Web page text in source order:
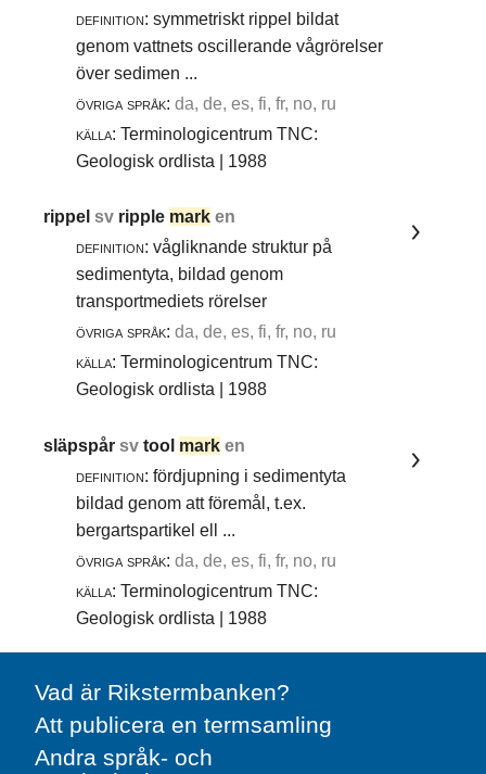
definition: symmetriskt rippel bildat
genom vattnets oscillerande vågrörelser
över sedimen ...
övriga språk: da, de, es, fi, fr, no, ru
källa: Terminologicentrum TNC:
Geologisk ordlista | 1988
rippelsv ripple mark en
definition: vågliknande struktur på
sedimentyta, bildad genom
transportmediets rörelser
övriga språk: da, de, es, fi, fr, no, ru
källa: Terminologicentrum TNC:
Geologisk ordlista | 1988
släpspårsvtool mark en
definition: fördjupning i sedimentyta
bildad genom att föremål, t.ex.
bergartspartikel ell ...
övriga språk: da, de, es, fi, fr, no, ru
källa: Terminologicentrum TNC:
Geologisk ordlista | 1988
Vad är Rikstermbanken?
Att publicera en termsamling
Andra språk- och